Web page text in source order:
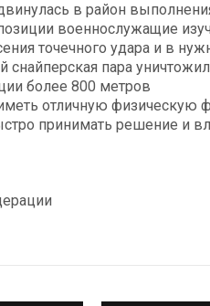
в район
военнослужащие
точечного удара и в
пара
более 800 метров
отличную физическую
принимать решение и